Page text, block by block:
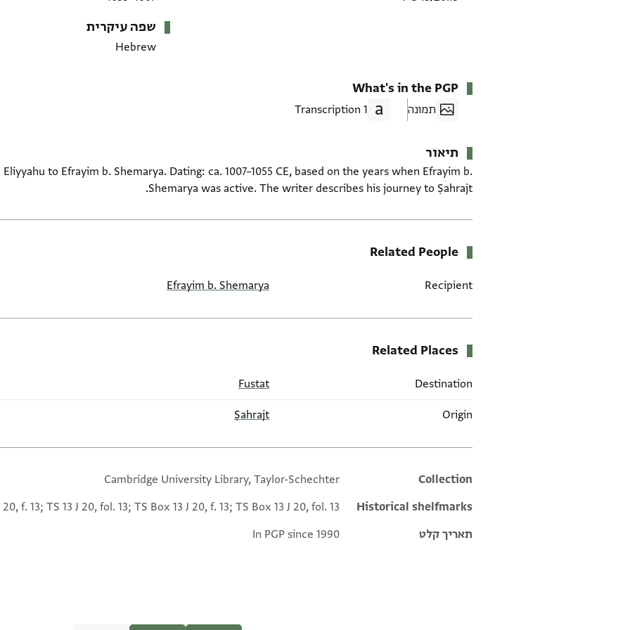
שפה עיקרית
Hebrew
What's in the PGP
תמונה 1 Transcription
תיאור
to Efrayim b. Shemarya. Dating: ca. 1007–1055 CE, based on the years when Efrayim b.
Shemarya was active. The writer describes his journey to Ṣahrajt.
Related People
Recipient
Efrayim b. Shemarya
Related Places
Destination
Fustat
Origin
Ṣahrajt
Additional metadata
Collection
Cambridge University Library, Taylor-Schechter
Historical shelfmarks
20, f. 13; TS 13 J 20, fol. 13; TS Box 13 J 20, f. 13; TS Box 13 J 20, fol. 13
תאריך קלט
In PGP since 1990